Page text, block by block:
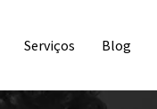
Serviços Blog